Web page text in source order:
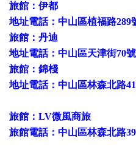
旅館：伊都
地址電話：中山區植福路
旅館：丹迪
地址電話：中山區天津街70
旅館：錦棧
地址電話：中山區林森北路
旅館：LV微風商旅
旅館電話：中山區林森北